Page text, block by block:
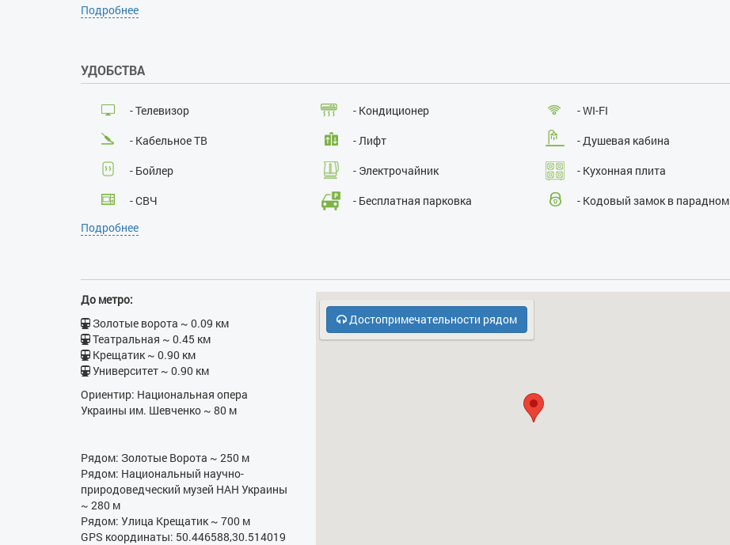
Курение:нет
Проведение массовых мероприятий:
Подробнее
УДОБСТВА
- Телевизор - Кондиционер
- WI-FI
- Кабельное ТВ
- Лифт
- Душевая кабина
- Бойлер
- Электрочайник
- Кухонная плита
- СВЧ
- Бесплатная парковка
- Кодовый замок в парадном
- Охрана, консьерж
Подробнее
До метро:
Золотые ворота ~ 0.09 км
Театральная ~ 0.45 км
Крещатик ~ 0.90 км
Университет ~ 0.90 км
Ориентир: Национальная опера
Украины им. Шевченко ~ 80 м
Рядом: Золотые Ворота ~ 250 м
Рядом: Национальный научно-
природоведческий музей НАН Украины
~ 280 м
Рядом: Улица Крещатик ~ 700 м
GPS координаты: 50.446588,30.514019
Достопримечательности рядом